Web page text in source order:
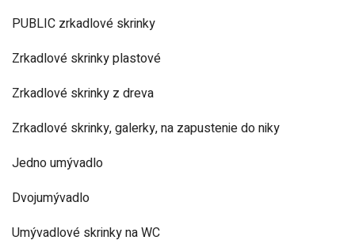
PUBLIC zrkadlové skrinky
Zrkadlové skrinky plastové
Zrkadlové skrinky z dreva
Zrkadlové skrinky, galerky, na zapustenie do niky
Jedno umývadlo
Dvojumývadlo
Umývadlové skrinky na WC